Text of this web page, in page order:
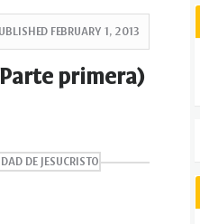
FEBRUARY 1, 2013
primera)
DE JESUCRISTO